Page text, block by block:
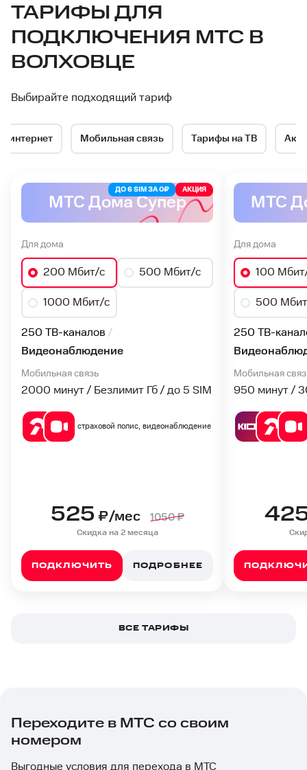
МТС
—
интернет-
провайдер
№1
в
Волховце
ТАРИФЫ ДЛЯ
ПОДКЛЮЧЕНИЯ МТС В
ВОЛХОВЦЕ
Выбирайте подходящий тариф
интернет Мобильная связь Тарифы на ТВ
МТС Дома Супер
ДО 6 SIM ЗА 0₽ АКЦИЯ
Для дома
200 Мбит/с 500 Мбит/с
1000 Мбит/с
250 ТВ-каналов
Видеонаблюдение
Мобильная связь
2000 минут / Безлимит Гб / до 5 SIM
страховой полис, видеонаблюдение
525 ₽/мес 1050₽
Скидка на 2 месяца
ПОДКЛЮЧИТЬ ПОДРОБНЕЕ
МТС
Для дома
100
500
250 ТВ-
Мобильная
950 минут /
ВСЕ ТАРИФЫ
Переходите в МТС со своим
номером
Выгодные условия для перехода в МТС